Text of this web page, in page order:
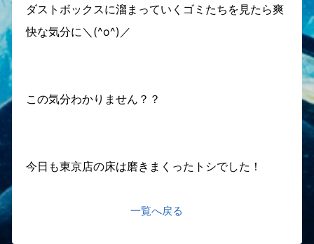
ダストボックスに溜まっていくゴミたちを見たら爽
快な気分に＼(^o^)／
この気分わかりません？？
今日も東京店の床は磨きまくったトシでした！
一覧へ戻る